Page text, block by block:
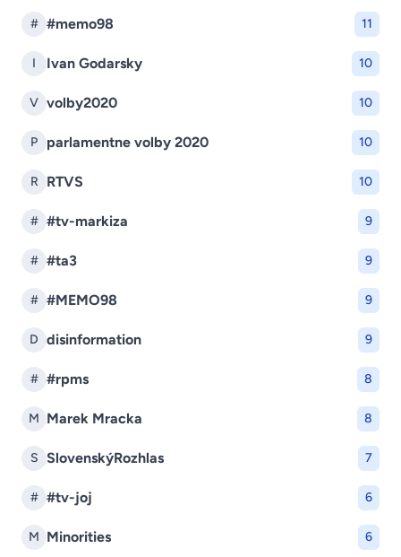
# #memo98 11
I Ivan Godarsky 10
V volby2020 10
P parlamentne volby 2020 10
R RTVS 10
# #tv-markiza 9
# #ta3 9
# #MEMO98 9
D disinformation 9
# #rpms 8
M Marek Mracka 8
S SlovenskýRozhlas 7
# #tv-joj 6
M Minorities 6